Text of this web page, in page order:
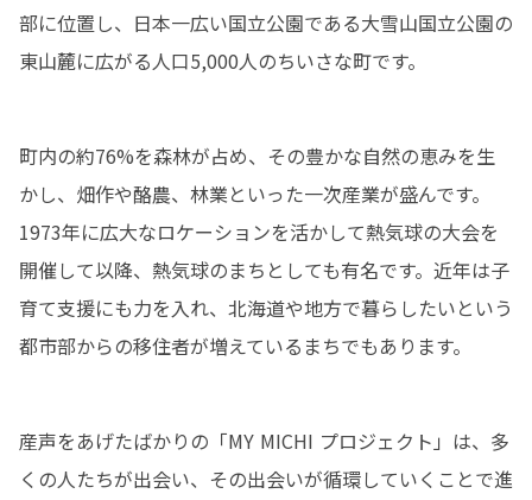
部に位置し、日本一広い国立公園である大雪山国立公園の
東山麓に広がる人口5,000人のちいさな町です。
町内の約76%を森林が占め、その豊かな自然の恵みを生
かし、畑作や酪農、林業といった一次産業が盛んです。
1973年に広大なロケーションを活かして熱気球の大会を
開催して以降、熱気球のまちとしても有名です。近年は子
育て支援にも力を入れ、北海道や地方で暮らしたいという
都市部からの移住者が増えているまちでもあります。
産声をあげたばかりの「MY MICHI プロジェクト」は、多
くの人たちが出会い、その出会いが循環していくことで進